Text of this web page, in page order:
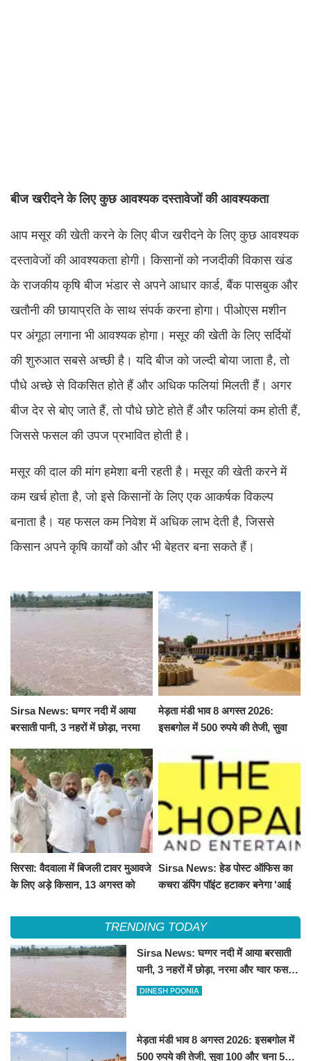
बीज खरीदने के लिए कुछ आवश्यक दस्तावेजों की आवश्यकता
आप मसूर की खेती करने के लिए बीज खरीदने के लिए कुछ आवश्यक
दस्तावेजों की आवश्यकता होगी। किसानों को नजदीकी विकास खंड
के राजकीय कृषि बीज भंडार से अपने आधार कार्ड, बैंक पासबुक और
खतौनी की छायाप्रति के साथ संपर्क करना होगा। पीओएस मशीन
पर अंगूठा लगाना भी आवश्यक होगा। मसूर की खेती के लिए सर्दियों
की शुरुआत सबसे अच्छी है। यदि बीज को जल्दी बोया जाता है, तो
पौधे अच्छे से विकसित होते हैं और अधिक फलियां मिलती हैं। अगर
बीज देर से बोए जाते हैं, तो पौधे छोटे होते हैं और फलियां कम होती हैं,
जिससे फसल की उपज प्रभावित होती है।
मसूर की दाल की मांग हमेशा बनी रहती है। मसूर की खेती करने में
कम खर्च होता है, जो इसे किसानों के लिए एक आकर्षक विकल्प
बनाता है। यह फसल कम निवेश में अधिक लाभ देती है, जिससे
किसान अपने कृषि कार्यों को और भी बेहतर बना सकते हैं।
Sirsa News: घग्गर नदी में आया
बरसाती पानी, 3 नहरों में छोड़ा, नरमा
मेड़ता मंडी भाव 8 अगस्त 2026:
इसबगोल में 500 रुपये की तेजी, सुवा
सिरसा: वैदवाला में बिजली टावर मुआवजे
के लिए अड़े किसान, 13 अगस्त को
Sirsa News: हेड पोस्ट ऑफिस का
कचरा डंपिंग पॉइंट हटाकर बनेगा 'आई
TRENDING TODAY
Sirsa News: घग्गर नदी में आया बरसाती
पानी, 3 नहरों में छोड़ा, नरमा और ग्वार फसल
को फायदा
DINESH POONIA
मेड़ता मंडी भाव 8 अगस्त 2026: इसबगोल में
500 रुपये की तेजी, सुवा 100 और चना 50